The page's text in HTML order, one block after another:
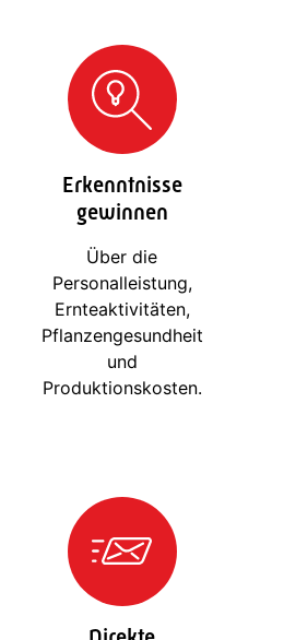
Erkenntnisse
gewinnen
Über die
Personalleistung,
Ernteaktivitäten,
Pflanzengesundheit
und
Produktionskosten.